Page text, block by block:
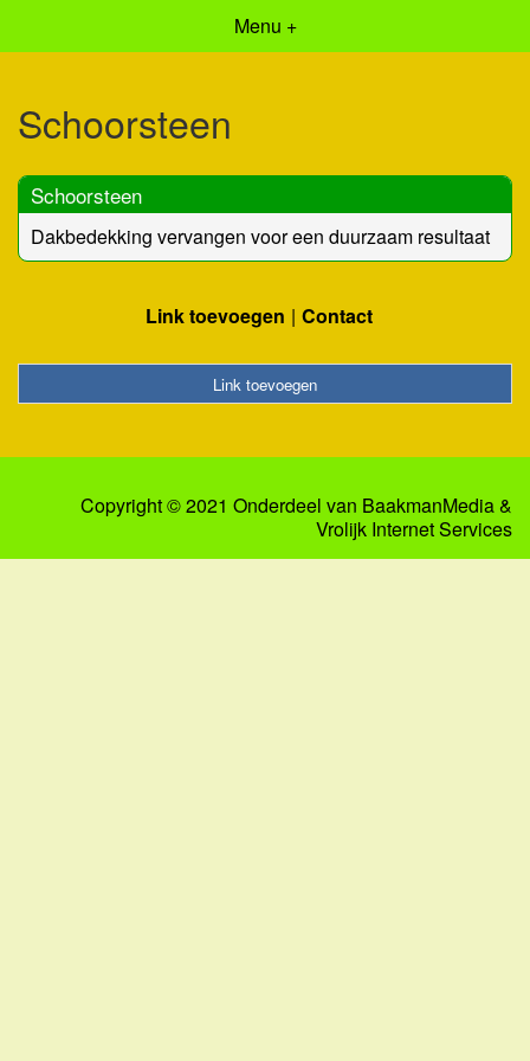
Menu +
Schoorsteen
Schoorsteen
Dakbedekking vervangen voor een duurzaam resultaat
Link toevoegen Contact
Link toevoegen
Copyright © 2021 Onderdeel van BaakmanMedia&
Vrolijk Internet Services